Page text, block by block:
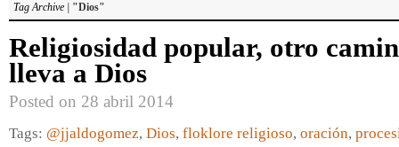
Tag Archive | "Dios"
Religiosidad popular, otro
lleva a Dios
Posted on 28 abril 2014
Tags: @jjaldogomez, Dios, floklore religioso, oración,